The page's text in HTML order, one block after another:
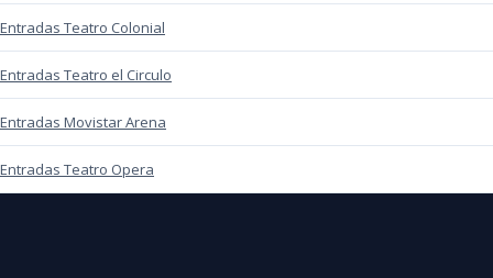
Entradas Teatro Colonial
Entradas Teatro el Circulo
Entradas Movistar Arena
Entradas Teatro Opera